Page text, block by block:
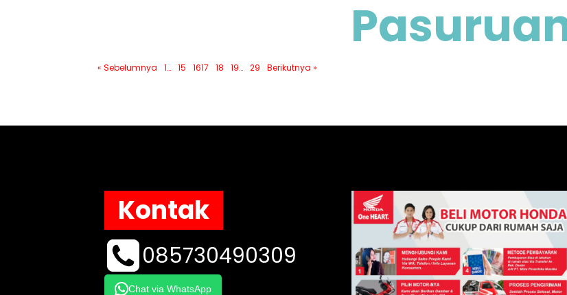
« Sebelumnya 1… 15 1617 18 19… 29 Berikutnya »
Kontak
085730490309
Chat via WhatsApp